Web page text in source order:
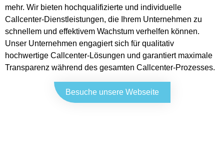
mehr. Wir bieten hochqualifizierte und individuelle
Callcenter-Dienstleistungen, die Ihrem Unternehmen zu
schnellem und effektivem Wachstum verhelfen können.
Unser Unternehmen engagiert sich für qualitativ
hochwertige Callcenter-Lösungen und garantiert maximale
Transparenz während des gesamten Callcenter-Prozesses.
Besuche unsere Webseite